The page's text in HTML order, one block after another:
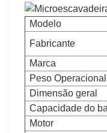
Modelo
Fabricante
Marca
Peso Operacional
Dimensão geral
Capacidade do
Motor